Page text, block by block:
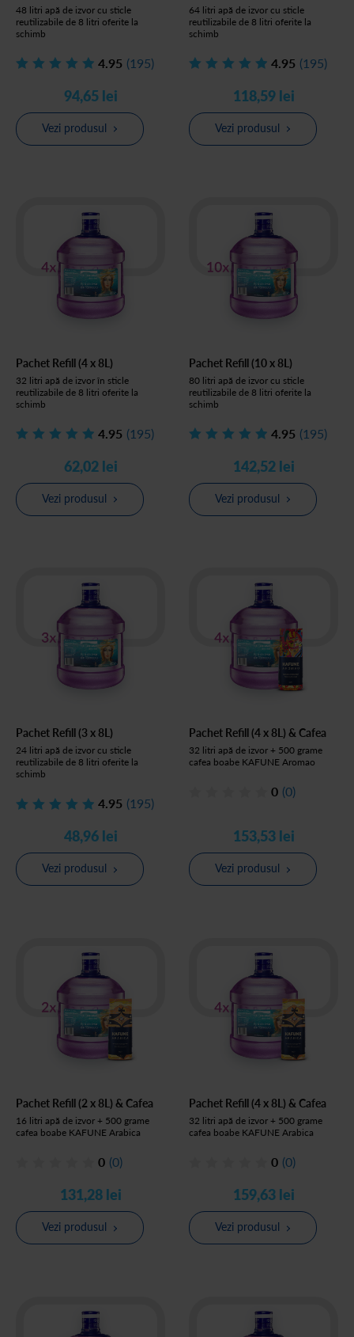
48 litri apă de izvor cu sticle
reutilizabile de 8 litri oferite la
schimb
4.95 (195)
94,65 lei
Vezi produsul
64 litri apă de izvor cu sticle
reutilizabile de 8 litri oferite la
schimb
4.95 (195)
118,59 lei
Vezi produsul
Pachet Refill (4 x 8L)
32 litri apă de izvor în sticle
reutilizabile de 8 litri oferite la
schimb
4.95 (195)
62,02 lei
Vezi produsul
Pachet Refill (10 x 8L)
80 litri apă de izvor cu sticle
reutilizabile de 8 litri oferite la
schimb
4.95 (195)
142,52 lei
Vezi produsul
Pachet Refill (3 x 8L)
24 litri apă de izvor cu sticle
reutilizabile de 8 litri oferite la
schimb
4.95 (195)
48,96 lei
Vezi produsul
Pachet Refill (4 x 8L) & Cafea
32 litri apă de izvor + 500 grame
cafea boabe KAFUNE Aromao
0 (0)
153,53 lei
Vezi produsul
Pachet Refill (2 x 8L) & Cafea
16 litri apă de izvor + 500 grame
cafea boabe KAFUNE Arabica
0 (0)
131,28 lei
Vezi produsul
Pachet Refill (4 x 8L) & Cafea
32 litri apă de izvor + 500 grame
cafea boabe KAFUNE Arabica
0 (0)
159,63 lei
Vezi produsul